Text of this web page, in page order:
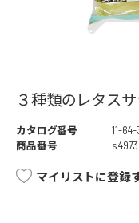
３種類のレタス
カタログ番号
11-
商品番号
マイリストに登録